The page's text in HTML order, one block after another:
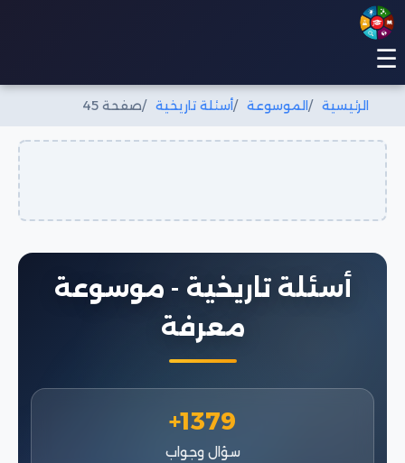
☰
الرئيسية الموسوعة أسئلة تاريخية صفحة 45
أسئلة تاريخية - موسوعة
معرفة
1379+
سؤال وجواب